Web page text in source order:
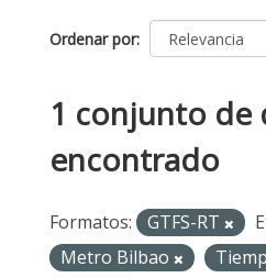
Ordenar por
1 conjunto de
encontrado
Formatos: GTFS-RT
Metro Bilbao